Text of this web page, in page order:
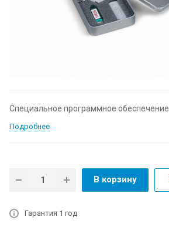
Специальное программное обеспечение.
Подробнее
В корзину
Гарантия 1 год